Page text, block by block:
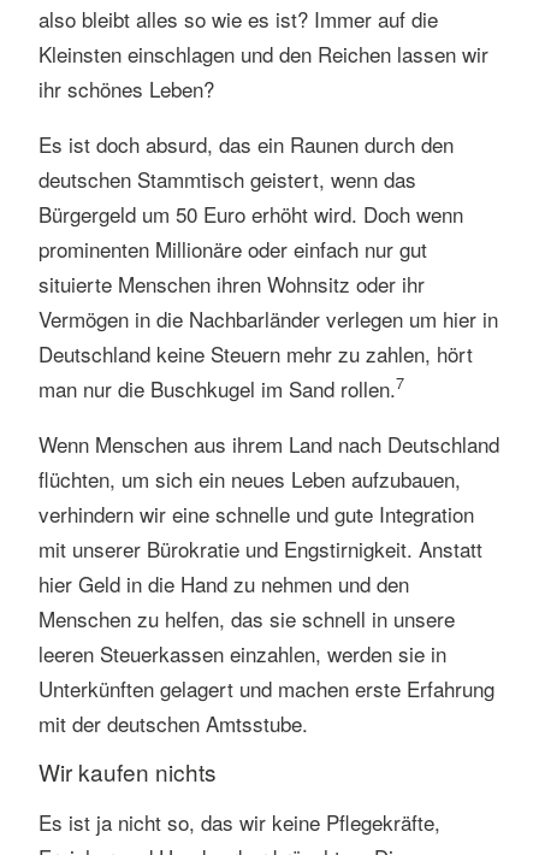
also bleibt alles so wie es ist? Immer auf die
Kleinsten einschlagen und den Reichen lassen wir
ihr schönes Leben?
Es ist doch absurd, das ein Raunen durch den
deutschen Stammtisch geistert, wenn das
Bürgergeld um 50 Euro erhöht wird. Doch wenn
prominenten Millionäre oder einfach nur gut
situierte Menschen ihren Wohnsitz oder ihr
Vermögen in die Nachbarländer verlegen um hier in
Deutschland keine Steuern mehr zu zahlen, hört
man nur die Buschkugel im Sand rollen.7
Wenn Menschen aus ihrem Land nach Deutschland
flüchten, um sich ein neues Leben aufzubauen,
verhindern wir eine schnelle und gute Integration
mit unserer Bürokratie und Engstirnigkeit. Anstatt
hier Geld in die Hand zu nehmen und den
Menschen zu helfen, das sie schnell in unsere
leeren Steuerkassen einzahlen, werden sie in
Unterkünften gelagert und machen erste Erfahrung
mit der deutschen Amtsstube.
Wir kaufen nichts
Es ist ja nicht so, das wir keine Pflegekräfte,